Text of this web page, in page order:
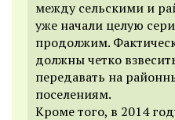
между сельскими и
уже начали целую
продолжим.
должны четко
передавать на
поселениям.
Кроме того, в 2014